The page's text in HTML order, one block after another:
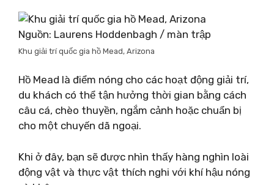
Nguồn: Laurens Hoddenbagh / màn trập
Khu giải trí quốc gia hồ Mead, Arizona
Hồ Mead là điểm nóng cho các hoạt động giải trí,
du khách có thể tận hưởng thời gian bằng cách
câu cá, chèo thuyền, ngắm cảnh hoặc chuẩn bị
cho một chuyến dã ngoại.
Khi ở đây, bạn sẽ được nhìn thấy hàng nghìn loài
động vật và thực vật thích nghi với khí hậu nóng